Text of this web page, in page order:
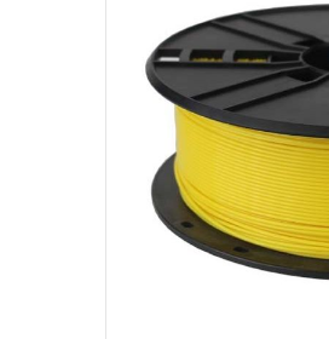
изображенията